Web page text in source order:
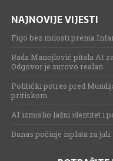
NAJNOVIJE VIJESTI
Figo bez milosti prema
Rada Manojlović pitala AI
Odgovor je surovo realan
Politički potres pred
pritiskom
AI izmislio lažni identitet i
Danas počinje isplata za